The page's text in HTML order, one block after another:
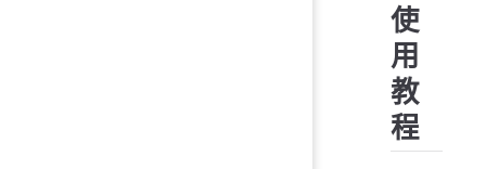
使
用
教
程